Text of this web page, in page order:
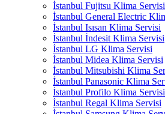
İstanbul Fujitsu Klima Servisi
İstanbul General Electric
İstanbul Isısan Klima Servisi
İstanbul İndesit Klima Servisi
İstanbul LG Klima Servisi
İstanbul Midea Klima Servisi
İstanbul Mitsubishi Klima
İstanbul Panasonic Klima
İstanbul Profilo Klima Servisi
İstanbul Regal Klima Servisi